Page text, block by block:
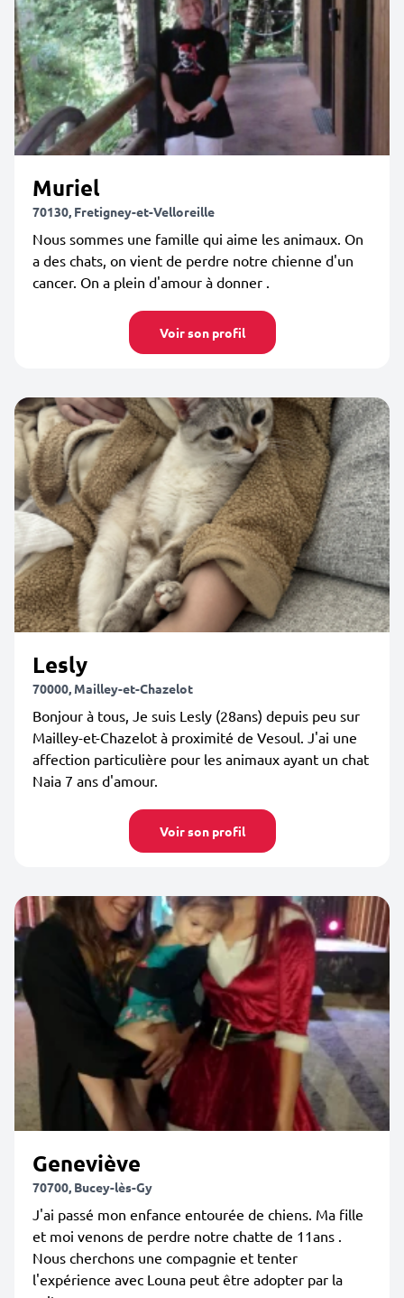
Muriel
70130, Fretigney-et-Velloreille
Nous sommes une famille qui aime les animaux. On
a des chats, on vient de perdre notre chienne d'un
cancer. On a plein d'amour à donner .
Voir son profil
Lesly
70000, Mailley-et-Chazelot
Bonjour à tous, Je suis Lesly (28ans) depuis peu sur
Mailley-et-Chazelot à proximité de Vesoul. J'ai une
affection particulière pour les animaux ayant un chat
Naia 7 ans d'amour.
Voir son profil
Geneviève
70700, Bucey-lès-Gy
J'ai passé mon enfance entourée de chiens. Ma fille
et moi venons de perdre notre chatte de 11ans .
Nous cherchons une compagnie et tenter
l'expérience avec Louna peut être adopter par la